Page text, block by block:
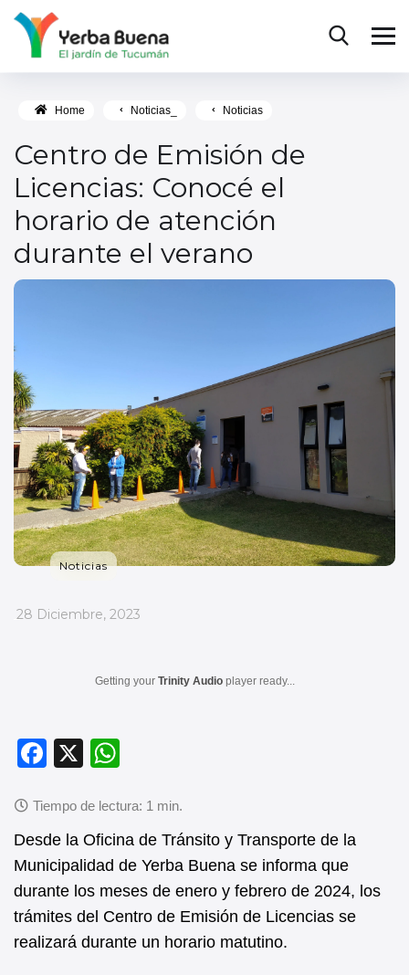
Home Noticias_ Noticias
Centro de Emisión de
Licencias: Conocé el
horario de atención
durante el verano
Noticias
_
28 Diciembre, 2023
Getting your Trinity Audio player ready...
F
c
e
b
o
o
k
X
at
s
A
p
p
Desde la Oficina de Tránsito y Transporte de la
Municipalidad de Yerba Buena se informa que
durante los meses de enero y febrero de 2024, los
trámites del Centro de Emisión de Licencias se
realizará durante un horario matutino.